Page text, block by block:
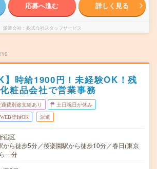
応募へ進む 詳しく見る
派遣会社 株式会社スタッフサービス
10
】時給1900円！未経験OK！残
粧品会社で営業事務
通費別途支給あり 土日祝日が休み
WEB登録OK 派遣
宿区
から徒歩5分／後楽園駅から徒歩10分／春日(東京
---分